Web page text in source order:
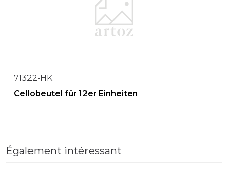
71322-HK
Cellobeutel für 12er Einheiten
Également intéressant